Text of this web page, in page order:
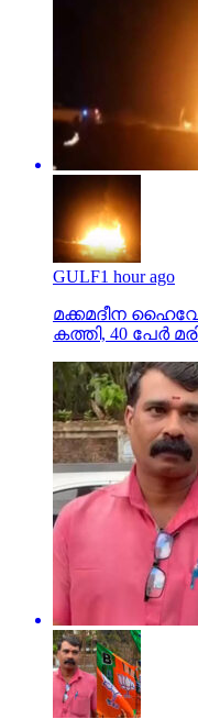
GULF1 hour ago
മക്കമദീന
കത്തി, 40 പേര്‍